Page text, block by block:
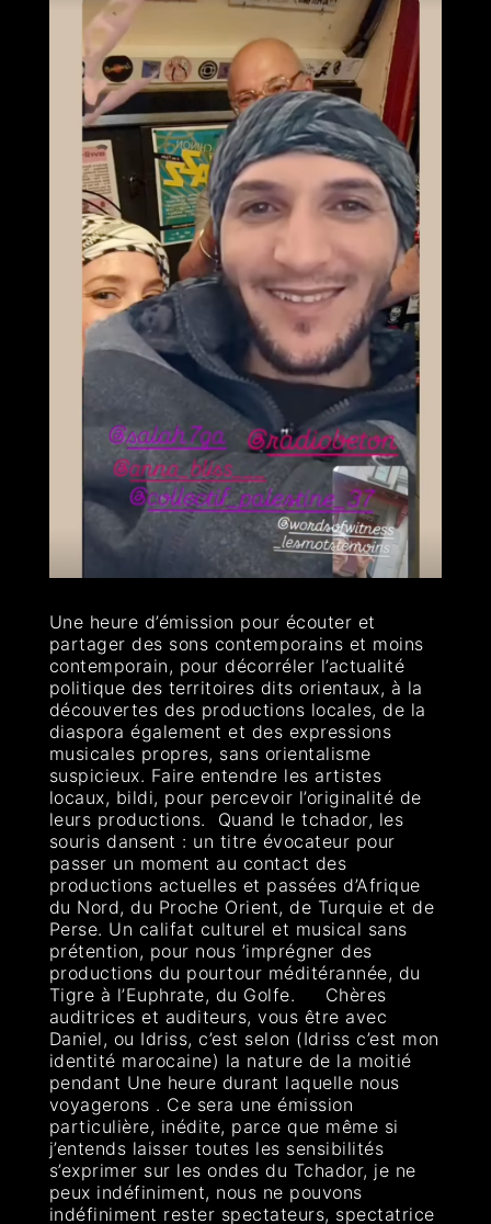
Une heure d’émission pour écouter et
partager des sons contemporains et moins
contemporain, pour décorréler l’actualité
politique des territoires dits orientaux, à la
découvertes des productions locales, de la
diaspora également et des expressions
musicales propres, sans orientalisme
suspicieux. Faire entendre les artistes
locaux, bildi, pour percevoir l’originalité de
leurs productions. Quand le tchador, les
souris dansent : un titre évocateur pour
passer un moment au contact des
productions actuelles et passées d’Afrique
du Nord, du Proche Orient, de Turquie et de
Perse. Un califat culturel et musical sans
prétention, pour nous ’imprégner des
productions du pourtour méditérannée, du
Tigre à l’Euphrate, du Golfe. Chères
auditrices et auditeurs, vous être avec
Daniel, ou Idriss, c’est selon (Idriss c’est mon
identité marocaine) la nature de la moitié
pendant Une heure durant laquelle nous
voyagerons . Ce sera une émission
particulière, inédite, parce que même si
j’entends laisser toutes les sensibilités
s’exprimer sur les ondes du Tchador, je ne
peux indéfiniment, nous ne pouvons
indéfiniment rester spectateurs, spectatrice